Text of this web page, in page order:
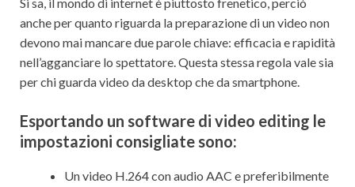
Si sa, il mondo di internet è piuttosto frenetico, perciò
anche per quanto riguarda la preparazione di un video non
devono mai mancare due parole chiave: efficacia e rapidità
nell’agganciare lo spettatore. Questa stessa regola vale sia
per chi guarda video da desktop che da smartphone.
Esportando un software di video editing le
impostazioni consigliate sono:
Un video H.264 con audio AAC e preferibilmente